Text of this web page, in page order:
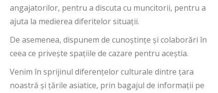
angajatorilor, pentru a discuta cu muncitorii, pentru a
ajuta la medierea diferitelor situații.
De asemenea, dispunem de cunoștințe și colaborări în
ceea ce privește spațiile de cazare pentru aceștia.
Venim în sprijinul diferențelor culturale dintre țara
noastră și țările asiatice, prin bagajul de informații pe